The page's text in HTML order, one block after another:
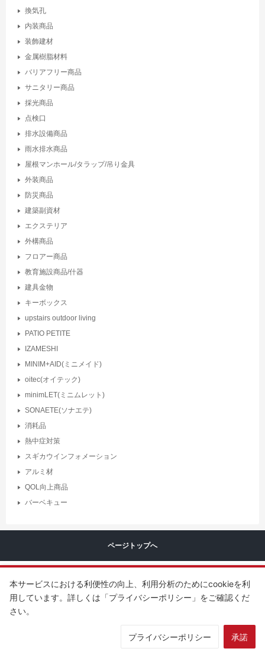
換気孔
内装商品
装飾建材
金属樹脂材料
バリアフリー商品
サニタリー商品
採光商品
点検口
排水設備商品
雨水排水商品
屋根マンホール/タラップ/吊り金具
外装商品
防災商品
建築副資材
エクステリア
外構商品
フロアー商品
教育施設商品/什器
建具金物
キーボックス
upstairs outdoor living
PATIO PETITE
IZAMESHI
MINIM+AID(ミニメイド)
oitec(オイテック)
minimLET(ミニムレット)
SONAETE(ソナエテ)
消耗品
熱中症対策
スギカウインフォメーション
アルミ材
QOL向上商品
バーベキュー
ページトップへ
All rights reserved.
本サービスにおける利便性の向上、利用分析のためにcookieを利
用しています。詳しくは「プライバシーポリシー」をご確認くだ
さい。
プライバシーポリシー 承諾